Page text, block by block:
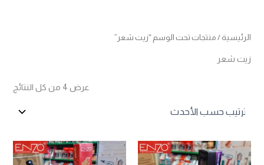
الرئيسية / منتجات تحت الوسم “زيت شعر”
زيت شعر
عرض ⁦4⁩ من كل النتائج